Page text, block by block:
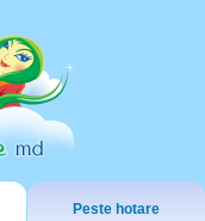
Peste hotare